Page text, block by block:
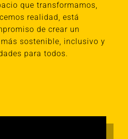
que transformamos,
realidad, está
de crear un
sostenible, inclusivo y
para todos.